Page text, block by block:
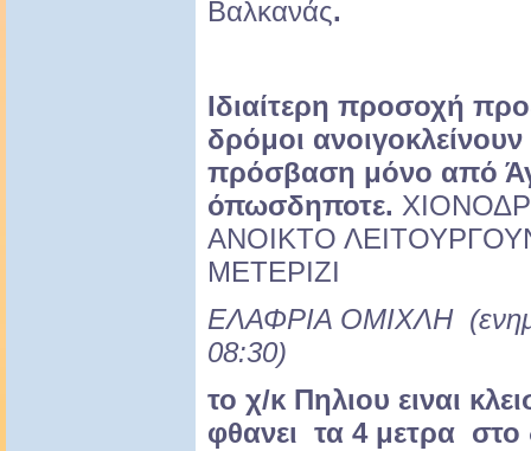
Βαλκανάς.
Ιδιαίτερη προσοχή
δρόμοι
πρόσβαση μόνο από
όπωσδηποτε.
ΑΝΟΙΚΤΟ
ΜΕΤΕΡΙΖΙ
ΕΛΑΦΡΙΑ ΟΜΙΧΛΗ
08:30)
το χ/κ Πηλιου ειναι
φθανει τα 4 μετρα